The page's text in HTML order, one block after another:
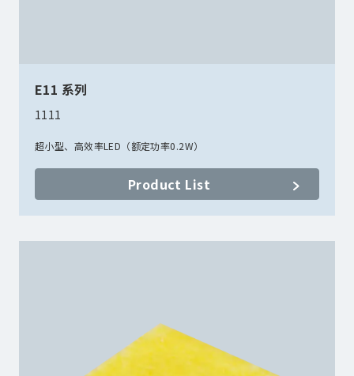
E11 系列
1111
超小型、高效率LED（额定功率0.2W）
Product List